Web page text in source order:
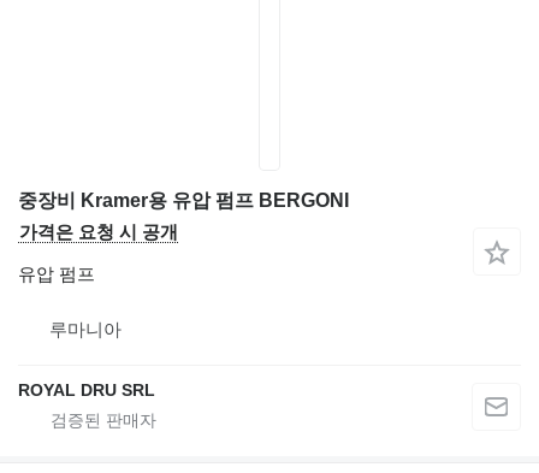
중장비 Kramer용 유압 펌프 BERGONI
가격은 요청 시 공개
유압 펌프
루마니아
ROYAL DRU SRL